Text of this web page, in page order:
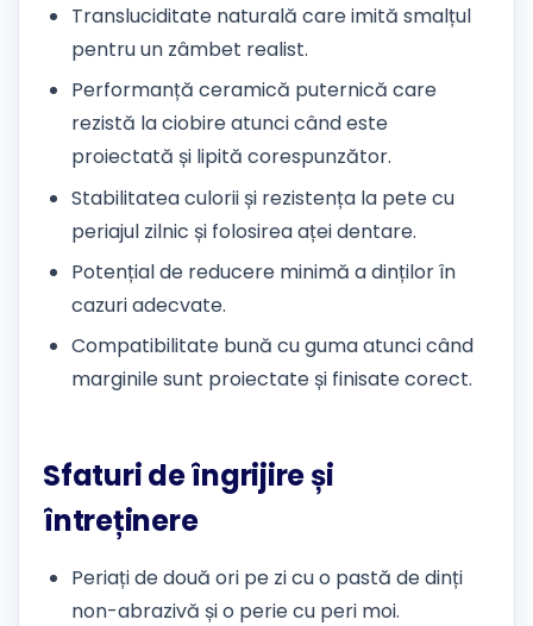
Transluciditate naturală care imită smalțul
pentru un zâmbet realist.
Performanță ceramică puternică care
rezistă la ciobire atunci când este
proiectată și lipită corespunzător.
Stabilitatea culorii și rezistența la pete cu
periajul zilnic și folosirea aței dentare.
Potențial de reducere minimă a dinților în
cazuri adecvate.
Compatibilitate bună cu guma atunci când
marginile sunt proiectate și finisate corect.
Sfaturi de îngrijire și
întreținere
Periați de două ori pe zi cu o pastă de dinți
non-abrazivă și o perie cu peri moi.